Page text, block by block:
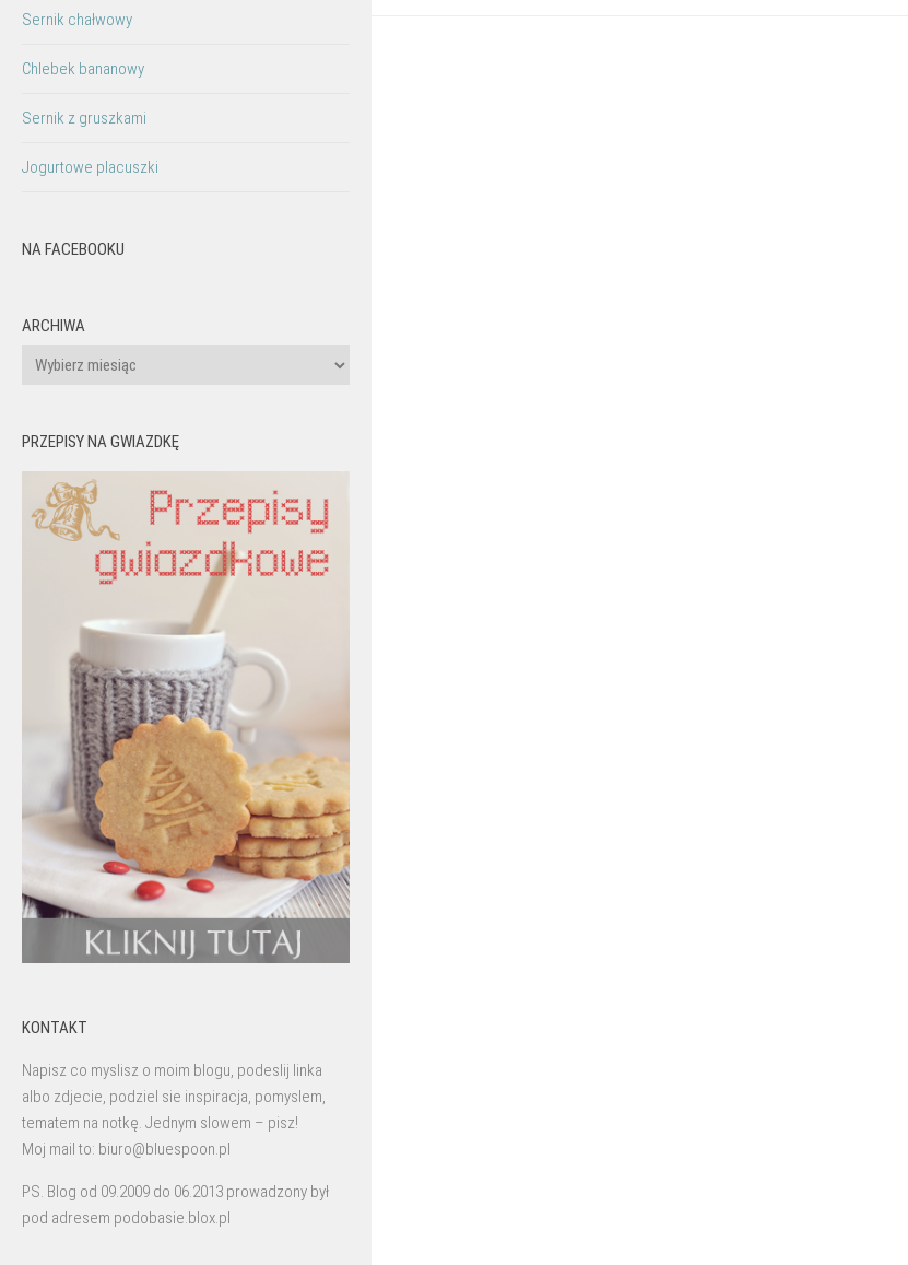
Sernik chałwowy
Chlebek bananowy
Sernik z gruszkami
Jogurtowe placuszki
NA FACEBOOKU
ARCHIWA
Archiwa
PRZEPISY NA GWIAZDKĘ
KONTAKT
Napisz co myslisz o moim blogu, podeslij linka
albo zdjecie, podziel sie inspiracja, pomyslem,
tematem na notkę. Jednym slowem – pisz!
Moj mail to: biuro@bluespoon.pl
PS. Blog od 09.2009 do 06.2013 prowadzony był
pod adresem podobasie.blox.pl